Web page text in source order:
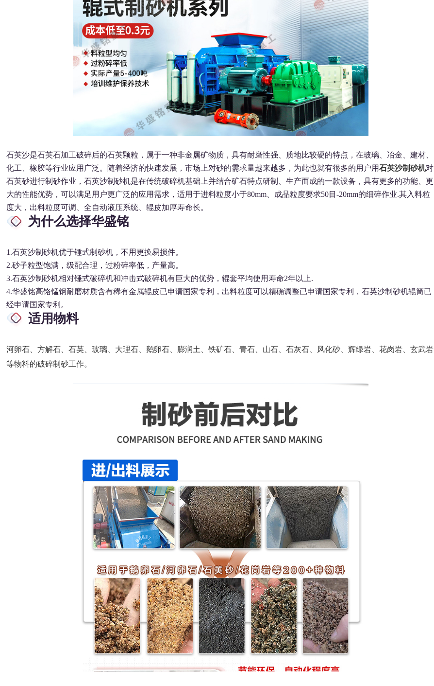
石英沙是石英石加工破碎后的石英颗粒，属于一种非金属矿物质，具有耐磨性强、质地比较硬的特点，在玻璃、冶金、建材、
化工、橡胶等行业应用广泛。随着经济的快速发展，市场上对砂的需求量越来越多，为此也就有很多的用户用石英沙制砂机对
石英砂进行制砂作业，石英沙制砂机是在传统破碎机基础上并结合矿石特点研制、生产而成的一款设备，具有更多的功能、更
大的性能优势，可以满足用户更广泛的应用需求，适用于进料粒度小于80mm、成品粒度要求50目-20mm的细碎作业.其入料粒
度大，出料粒度可调、全自动液压系统、辊皮加厚寿命长。
为什么选择华盛铭
1.石英沙制砂机优于锤式制砂机，不用更换易损件。
2.砂子粒型饱满，级配合理，过粉碎率低，产量高。
3.石英沙制砂机相对锤式破碎机和冲击式破碎机有巨大的优势，辊套平均使用寿命2年以上.
4.华盛铭高铬锰钢耐磨材质含有稀有金属辊皮已申请国家专利，出料粒度可以精确调整已申请国家专利，石英沙制砂机辊筒已
经申请国家专利。
适用物料
河卵石、方解石、石英、玻璃、大理石、鹅卵石、膨润土、铁矿石、青石、山石、石灰石、风化砂、辉绿岩、花岗岩、玄武岩
等物料的破碎制砂工作。